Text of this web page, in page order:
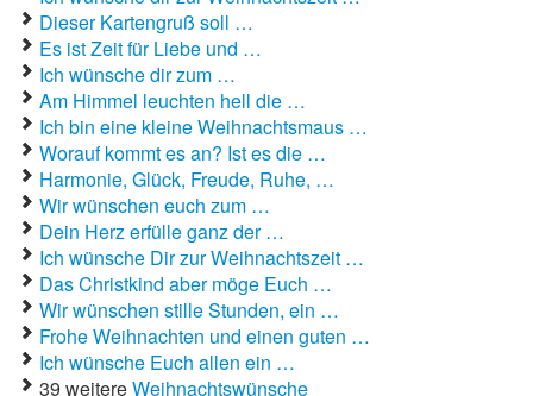
Dieser Kartengruß soll …
Es ist Zeit für Liebe und …
Ich wünsche dir zum …
Am Himmel leuchten hell die …
Ich bin eine kleine Weihnachtsmaus …
Worauf kommt es an? Ist es die …
Harmonie, Glück, Freude, Ruhe, …
Wir wünschen euch zum …
Dein Herz erfülle ganz der …
Ich wünsche Dir zur Weihnachtszeit …
Das Christkind aber möge Euch …
Wir wünschen stille Stunden, ein …
Frohe Weihnachten und einen guten …
Ich wünsche Euch allen ein …
39 weitereWeihnachtswünsche